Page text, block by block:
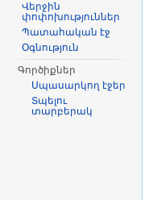
Վերջին
փոփոխություններ
Պատահական էջ
Օգնություն
Գործիքներ
Սպասարկող էջեր
Տպելու
տարբերակ